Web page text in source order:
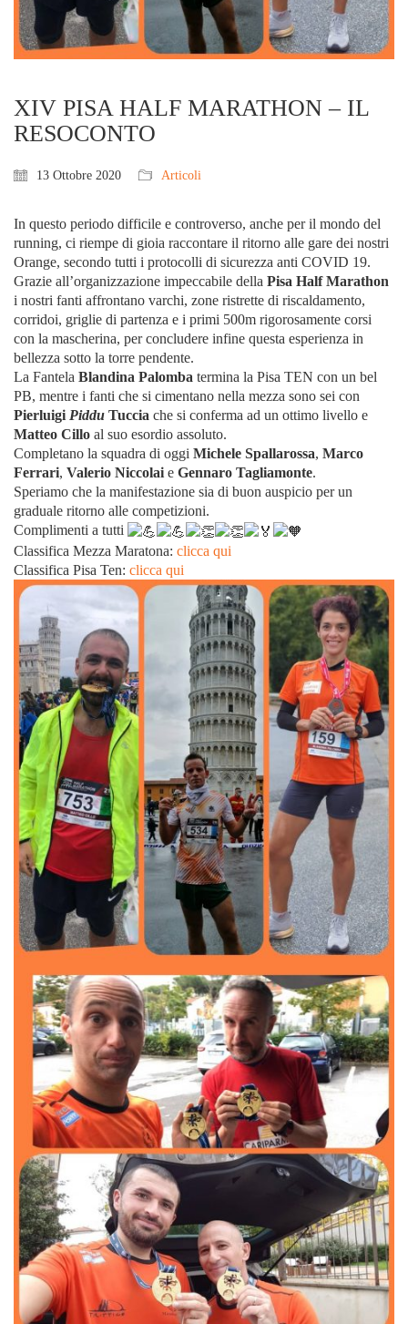
XIV PISA HALF MARATHON – IL
RESOCONTO
13 Ottobre 2020 Articoli
In questo periodo difficile e controverso, anche per il mondo del
running, ci riempe di gioia raccontare il ritorno alle gare dei nostri
Orange, secondo tutti i protocolli di sicurezza anti COVID 19.
Grazie all’organizzazione impeccabile della Pisa Half Marathon
i nostri fanti affrontano varchi, zone ristrette di riscaldamento,
corridoi, griglie di partenza e i primi 500m rigorosamente corsi
con la mascherina, per concludere infine questa esperienza in
bellezza sotto la torre pendente.
La Fantela Blandina Palomba termina la Pisa TEN con un bel
PB, mentre i fanti che si cimentano nella mezza sono sei con
Pierluigi Piddu Tuccia che si conferma ad un ottimo livello e
Matteo Cillo al suo esordio assoluto.
Completano la squadra di oggi Michele Spallarossa, Marco
Ferrari, Valerio Niccolai e Gennaro Tagliamonte.
Speriamo che la manifestazione sia di buon auspicio per un
graduale ritorno alle competizioni.
Complimenti a tutti
Classifica Mezza Maratona: clicca qui
Classifica Pisa Ten: clicca qui